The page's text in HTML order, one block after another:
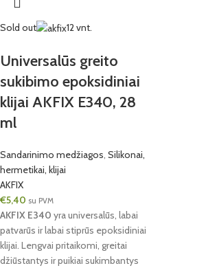
Sold out 12 vnt.
Universalūs greito
sukibimo epoksidiniai
klijai AKFIX E340, 28
ml
Sandarinimo medžiagos, Silikonai,
hermetikai, klijai
AKFIX
€5,40 su PVM
AKFIX E340 yra universalūs, labai
patvarūs ir labai stiprūs epoksidiniai
klijai. Lengvai pritaikomi, greitai
džiūstantys ir puikiai sukimbantys